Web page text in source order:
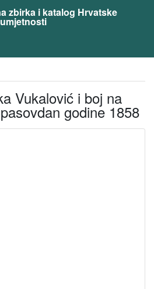
zbirka i katalog Hrvatske
Vukalović i boj na
godine 1858